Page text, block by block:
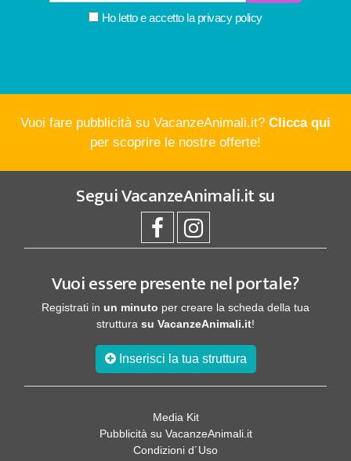
Ho letto e accetto laprivacy policy
Vuoi fare pubblicità su VacanzeAnimali.it? Clicca qui
per scoprire le nostre offerte!
SeguiVacanzeAnimali.itsu
Vuoi essere presente nel portale?
Registrati in un minuto per creare la scheda della tua
struttura su VacanzeAnimali.it!
Inserisci la tua struttura
Media Kit
Pubblicità su VacanzeAnimali.it
Condizioni d´Uso